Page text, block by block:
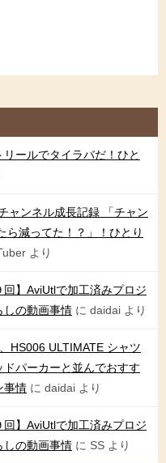
ールでタイラバだ！ひと
ャンネル成長記録 「チャン
ら減ってた！？」！ひとり
より
】AviUtlで加工済みプロジ
しの動画事情 に daidai より
HS006 ULTIMATE シャツ
パーカーと並んでおすす
事情 に daidai より
】AviUtlで加工済みプロジ
しの動画事情 に SS より